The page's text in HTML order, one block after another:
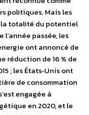
politiques. Mais les
la totalité du potentiel
passée, les
ont annoncé de
réduction de 16 % de
; les États‐Unis ont
de consommation
engagée à
en 2020, et le